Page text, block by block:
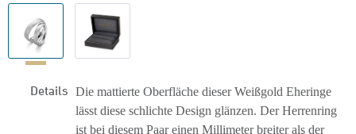
Details Die mattierte Oberfläche dieser Weißgold Eheringe
lässt diese schlichte Design glänzen. Der Herrenring
ist bei diesem Paar einen Millimeter breiter als der